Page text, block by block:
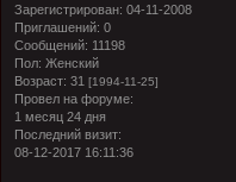
Зарегистрирован: 04-11-2008
Приглашений: 0
Сообщений: 11198
Пол: Женский
Возраст: 31 [1994-11-25]
Провел на форуме:
1 месяц 24 дня
Последний визит:
08-12-2017 16:11:36